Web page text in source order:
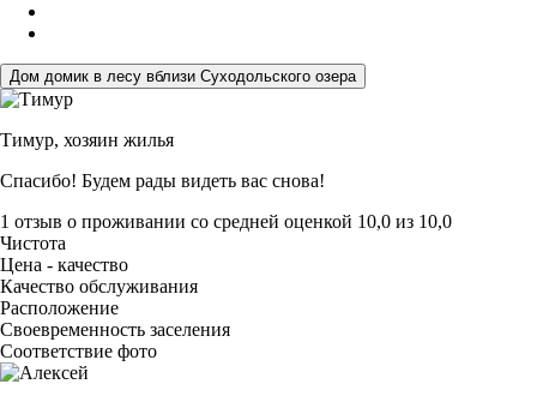
Дом домик в лесу вблизи Суходольского озера
Тимур, хозяин жилья
Спасибо! Будем рады видеть вас снова!
1 отзыв о проживании со средней оценкой 10,0 из 10,0
Чистота
Цена - качество
Качество обслуживания
Расположение
Своевременность заселения
Соответствие фото